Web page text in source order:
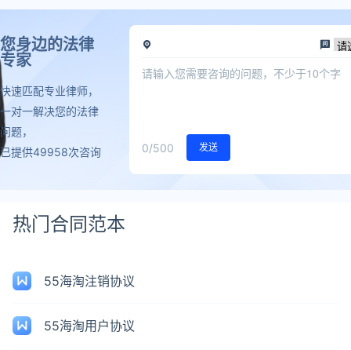
您身边的法律
专家
快速匹配专业律师，
一对一解决您的法律
问题，
已提供49958次咨询
0/500 发送
热门合同范本
55海淘注销协议
55海淘用户协议